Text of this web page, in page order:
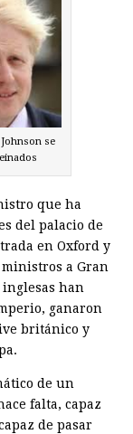
se
que ha
del palacio de
en Oxford y
a Gran
han
ganaron
británico y
de un
falta, capaz
de pasar